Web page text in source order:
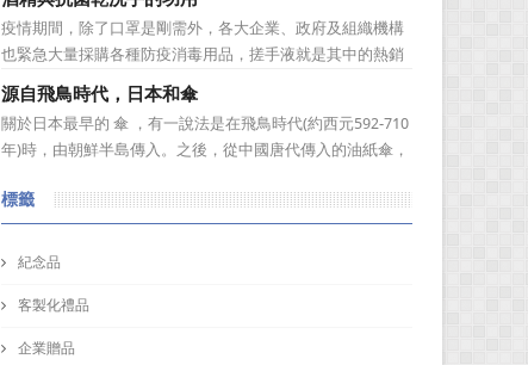
作一款獨一無二的樣式，但是製作一個馬克杯需要花費多久
的時間呢？相信您看完採購易介紹後，內心也會蠢蠢欲動的
想去手拉坏體驗館...
疫情期間，除了口罩是剛需外，各大企業、政府及組織機構
也緊急大量採購各種防疫消毒用品，搓手液就是其中的熱銷
搶手貨，無論從成本或是實用性來看，無論是用來派發給員
工還是派街坊，都十分適合。但是否每種搓手液都能殺滅這
次的新型冠狀病毒？選購消毒搓手液的時候需要注意什麼？
使用搓手液的時候又需...
源自飛鳥時代，日本和傘
關於日本最早的 傘 ，有一說法是在飛鳥時代(約西元592-710
年)時，由朝鮮半島傳入。之後，從中國唐代傳入的油紙傘，
族，也因此稱傘為「和傘」。和傘直到江戶時代前，都是做
為佛教儀式法器，到了江戶時代，和傘才在民間普及並當成
雨具使...
標籤
紀念品
客製化禮品
企業贈品